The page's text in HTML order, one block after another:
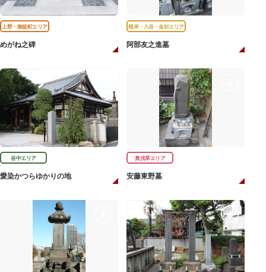
上野・御徒町エリア
めがね之碑
根岸・入谷・金杉エリア
阿部友之進墓
谷中エリア
愛染かつらゆかりの地
奥浅草エリア
安藤東野墓